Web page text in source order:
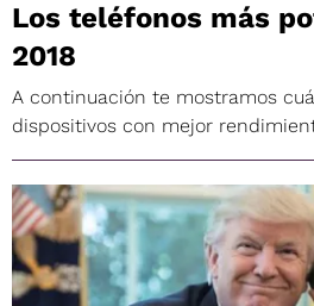
Los teléfonos más
2018
A continuación te mostramos
dispositivos con mejor